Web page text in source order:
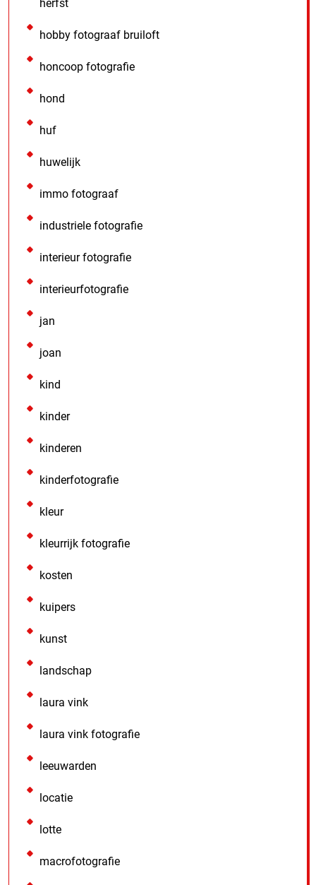
herfst
hobby fotograaf bruiloft
honcoop fotografie
hond
huf
huwelijk
immo fotograaf
industriele fotografie
interieur fotografie
interieurfotografie
jan
joan
kind
kinder
kinderen
kinderfotografie
kleur
kleurrijk fotografie
kosten
kuipers
kunst
landschap
laura vink
laura vink fotografie
leeuwarden
locatie
lotte
macrofotografie